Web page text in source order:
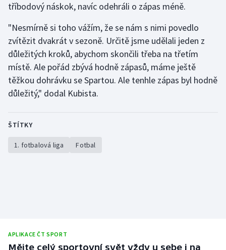
tříbodový náskok, navíc odehráli o zápas méně.
"Nesmírně si toho vážím, že se nám s nimi povedlo
zvítězit dvakrát v sezoně. Určitě jsme udělali jeden z
důležitých kroků, abychom skončili třeba na třetím
místě. Ale pořád zbývá hodně zápasů, máme ještě
těžkou dohrávku se Spartou. Ale tenhle zápas byl hodně
důležitý," dodal Kubista.
ŠTÍTKY
1. fotbalová liga Fotbal
APLIKACE ČT SPORT
Mějte celý sportovní svět vždy u sebe i na